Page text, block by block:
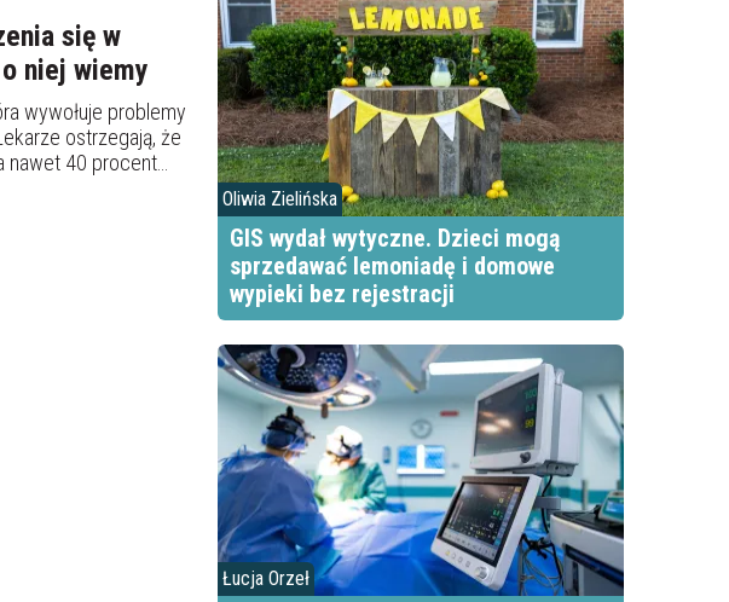
się w
niej wiemy
wywołuje problemy
ostrzegają, że
nawet 40 procent
latach
Oliwia Zielińska
GIS wydał wytyczne. Dzieci mogą
sprzedawać lemoniadę i domowe
wypieki bez rejestracji
Łucja Orzeł